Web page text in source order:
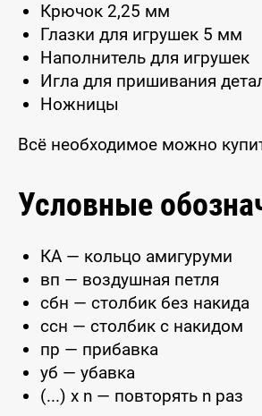
Крючок 2,25 мм
Глазки для игрушек 5 мм
Наполнитель для игрушек
Игла для пришивания
Ножницы
Всё необходимое можно
Условные
КА — кольцо амигуруми
вп — воздушная петля
сбн — столбик без накида
ссн — столбик с накидом
пр — прибавка
уб — убавка
(...) x n — повторять n раз